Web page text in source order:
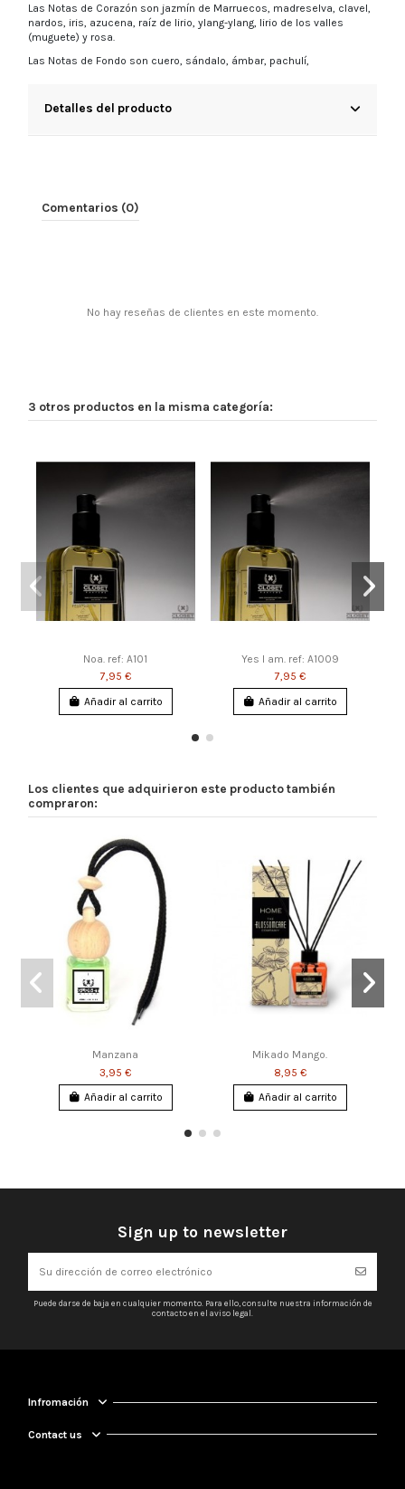
Las Notas de Corazón son jazmín de Marruecos, madreselva, clavel,
nardos, iris, azucena, raíz de lirio, ylang-ylang, lirio de los valles
(muguete) y rosa.
Las Notas de Fondo son cuero, sándalo, ámbar, pachulí,
Detalles del producto
Comentarios (0)
No hay reseñas de clientes en este momento.
3 otros productos en la misma categoría:
Noa. ref: A101
7,95 €
Añadir al carrito
Yes I am. ref: A1009
7,95 €
Añadir al carrito
Los clientes que adquirieron este producto también
compraron:
Manzana
3,95 €
Añadir al carrito
Mikado Mango.
8,95 €
Añadir al carrito
Sign up to newsletter
Puede darse de baja en cualquier momento. Para ello, consulte nuestra información de
contacto en el aviso legal.
Infromación
Contact us